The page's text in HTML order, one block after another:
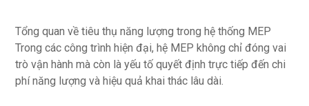
Tổng quan về tiêu thụ năng lượng trong hệ thống MEP
Trong các công trình hiện đại, hệ MEP không chỉ đóng vai
trò vận hành mà còn là yếu tố quyết định trực tiếp đến chi
phí năng lượng và hiệu quả khai thác lâu dài.